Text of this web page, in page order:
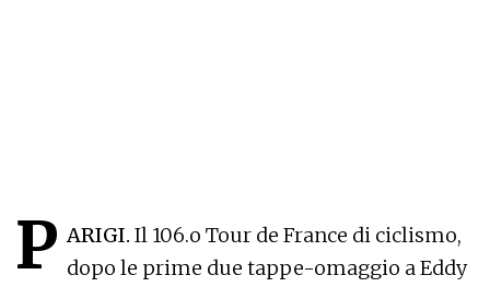
P ARIGI. Il 106.o Tour de France di ciclismo,
dopo le prime due tappe-omaggio a Eddy